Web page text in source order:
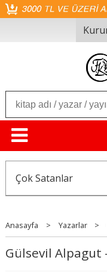
Çok Satanlar
Anasayfa > Yazarlar >
Gülsevil Alpagut